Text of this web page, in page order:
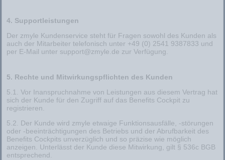
4. Supportleistungen
Der zmyle Kundenservice steht für Fragen sowohl des Kunden als
auch der Mitarbeiter telefonisch unter +49 (0) 2541 9387833 und
per E-Mail unter support@zmyle.de zur Verfügung.
5. Rechte und Mitwirkungspflichten des Kunden
5.1. Vor Inanspruchnahme von Leistungen aus diesem Vertrag hat
sich der Kunde für den Zugriff auf das Benefits Cockpit zu
registrieren.
5.2. Der Kunde wird zmyle etwaige Funktionsausfälle, -störungen
oder -beeinträchtigungen des Betriebs und der Abrufbarkeit des
Benefits Cockpits unverzüglich und so präzise wie möglich
anzeigen. Unterlässt der Kunde diese Mitwirkung, gilt § 536c BGB
entsprechend.